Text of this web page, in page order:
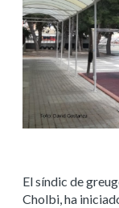
El síndic de
Cholbi, ha